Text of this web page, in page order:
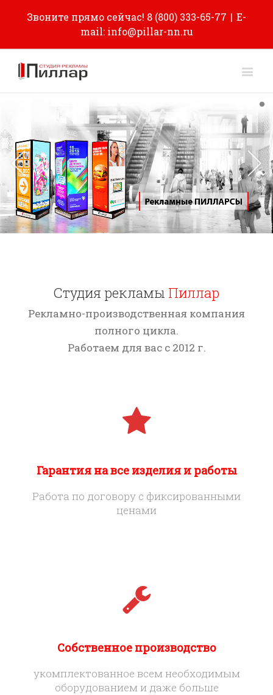
Звоните прямо сейчас! 8 (800) 333-65-77 | E-
mail: info@pillar-nn.ru
Студия рекламы Пиллар
Рекламно-производственная компания
полного цикла.
Работаем для вас с 2012 г.
Гарантия на все изделия и работы
Работа по договору с фиксированными
ценами
Собственное производство
укомплектованное всем необходимым
оборудованием и даже больше